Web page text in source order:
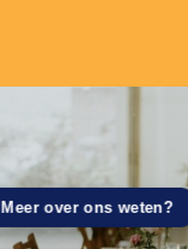
Meer over ons weten?